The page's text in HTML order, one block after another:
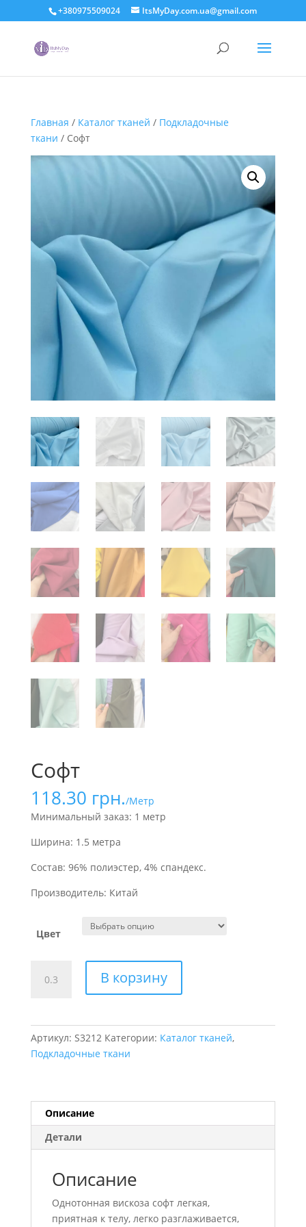
+380975509024 ItsMyDay.com.ua@gmail.com
Главная / Каталог тканей / Подкладочные
ткани / Софт
Софт
118.30 грн./Метр
Минимальный заказ: 1 метр
Ширина: 1.5 метра
Состав: 96% полиэстер, 4% спандекс.
Производитель: Китай
Цвет
товара
В корзину
Артикул: S3212 Категории: Каталог тканей,
Подкладочные ткани
Описание
Детали
Описание
Однотонная вискоза софт легкая,
приятная к телу, легко разглаживается,